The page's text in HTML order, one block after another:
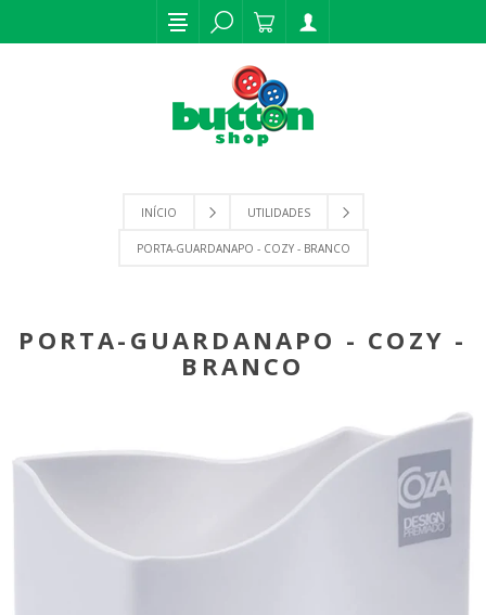
INÍCIO UTILIDADES
PORTA-GUARDANAPO - COZY - BRANCO
PORTA-GUARDANAPO - COZY -
BRANCO